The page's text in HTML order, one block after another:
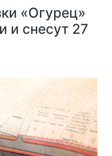
«Огурец»
и снесут 27